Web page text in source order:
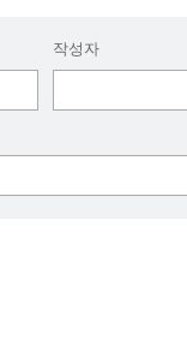
작성자